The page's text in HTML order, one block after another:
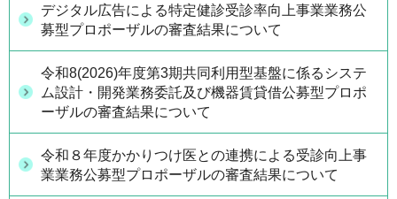
デジタル広告による特定健診受診率向上事業業務公
募型プロポーザルの審査結果について
令和8(2026)年度第3期共同利用型基盤に係るシステ
ム設計・開発業務委託及び機器賃貸借公募型プロポ
ーザルの審査結果について
令和８年度かかりつけ医との連携による受診向上事
業業務公募型プロポーザルの審査結果について